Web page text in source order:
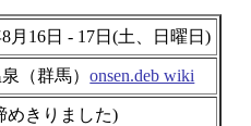
8月16日 - 17日(土、日曜日)
（群馬）onsen.deb wiki
めきりました)